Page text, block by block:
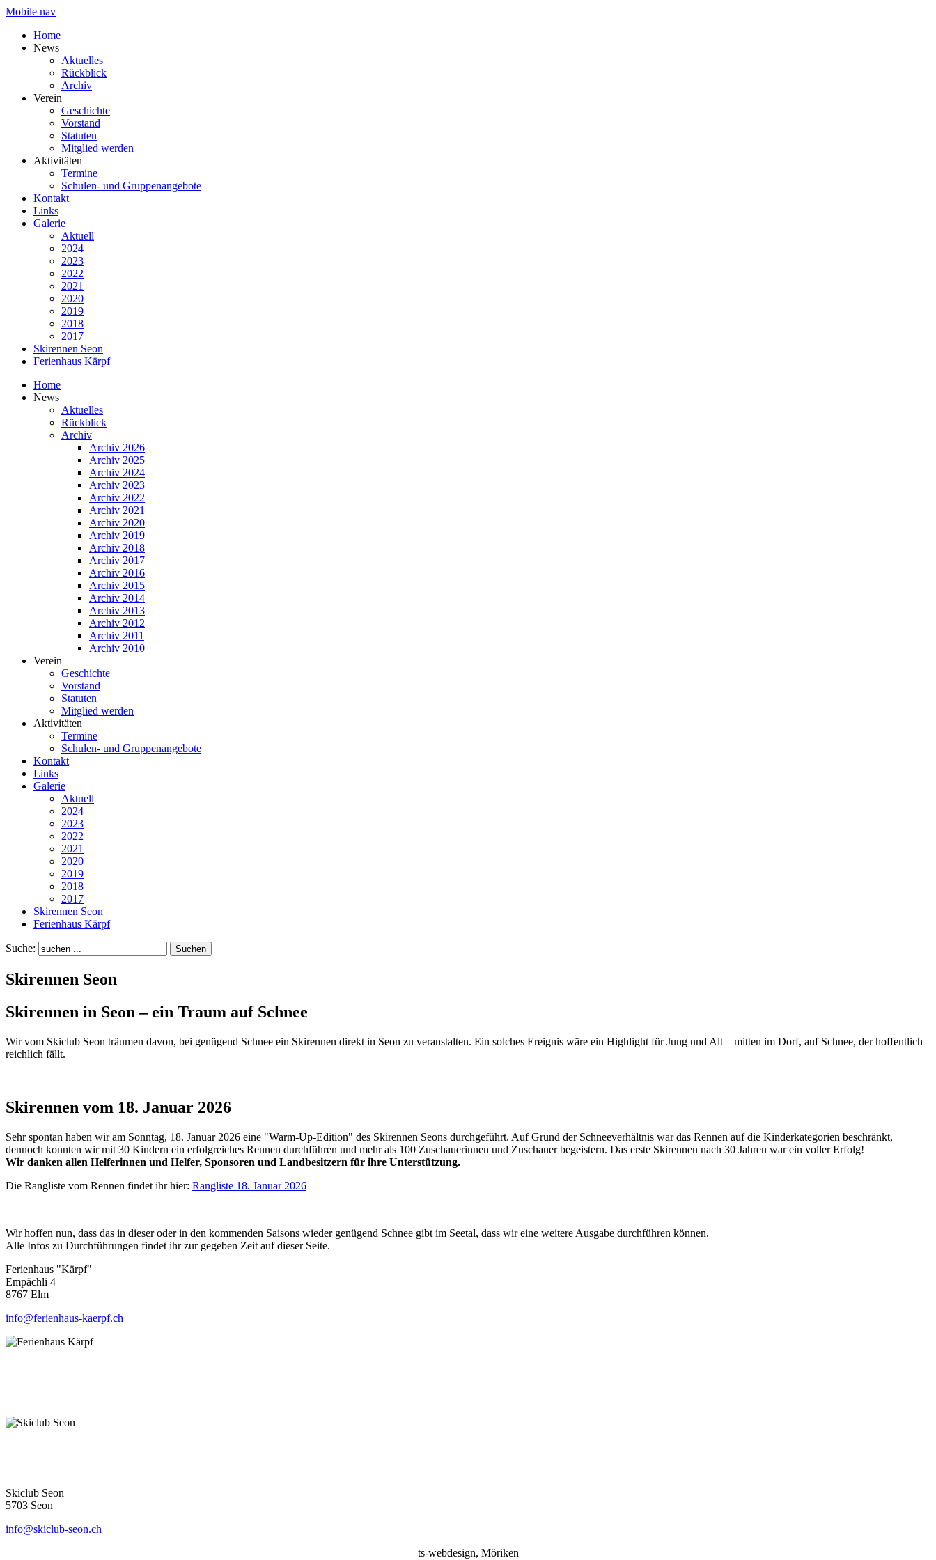
Mobile nav
Home
News
Aktuelles
Rückblick
Archiv
Verein
Geschichte
Vorstand
Statuten
Mitglied werden
Aktivitäten
Termine
Schulen- und Gruppenangebote
Kontakt
Links
Galerie
Aktuell
2024
2023
2022
2021
2020
2019
2018
2017
Skirennen Seon
Ferienhaus Kärpf
Home
News
Aktuelles
Rückblick
Archiv
Archiv 2026
Archiv 2025
Archiv 2024
Archiv 2023
Archiv 2022
Archiv 2021
Archiv 2020
Archiv 2019
Archiv 2018
Archiv 2017
Archiv 2016
Archiv 2015
Archiv 2014
Archiv 2013
Archiv 2012
Archiv 2011
Archiv 2010
Verein
Geschichte
Vorstand
Statuten
Mitglied werden
Aktivitäten
Termine
Schulen- und Gruppenangebote
Kontakt
Links
Galerie
Aktuell
2024
2023
2022
2021
2020
2019
2018
2017
Skirennen Seon
Ferienhaus Kärpf
Suche:
Skirennen Seon
Skirennen in Seon – ein Traum auf Schnee
Wir vom Skiclub Seon träumen davon, bei genügend Schnee ein Skirennen direkt in Seon zu veranstalten. Ein solches Ereignis wäre ein Highlight für Jung und Alt – mitten im Dorf, auf Schnee, der hoffentlich
reichlich fällt.
Skirennen vom 18. Januar 2026
Sehr spontan haben wir am Sonntag, 18. Januar 2026 eine "Warm-Up-Edition" des Skirennen Seons durchgeführt. Auf Grund der Schneeverhältnis war das Rennen auf die Kinderkategorien beschränkt,
dennoch konnten wir mit 30 Kindern ein erfolgreiches Rennen durchführen und mehr als 100 Zuschauerinnen und Zuschauer begeistern. Das erste Skirennen nach 30 Jahren war ein voller Erfolg!
Wir danken allen Helferinnen und Helfer, Sponsoren und Landbesitzern für ihre Unterstützung.
Die Rangliste vom Rennen findet ihr hier: Rangliste 18. Januar 2026
Wir hoffen nun, dass das in dieser oder in den kommenden Saisons wieder genügend Schnee gibt im Seetal, dass wir eine weitere Ausgabe durchführen können.
Alle Infos zu Durchführungen findet ihr zur gegeben Zeit auf dieser Seite.
Ferienhaus "Kärpf"
Empächli 4
8767 Elm
info@ferienhaus-kaerpf.ch
Skiclub Seon
5703 Seon
info@skiclub-seon.ch
ts-webdesign, Möriken